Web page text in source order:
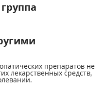
препаратов не
лекарственных средств,